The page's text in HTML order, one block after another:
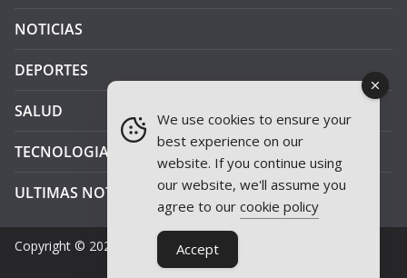
NOTICIAS
DEPORTES
SALUD
TECNOLOGIA
ULTIMAS NOTICIAS
Copyright © 2026 JAEN PLUS RADIO
We use cookies to ensure your
best experience on our
website. If you continue using
our website, we'll assume you
agree to our cookie policy
Accept